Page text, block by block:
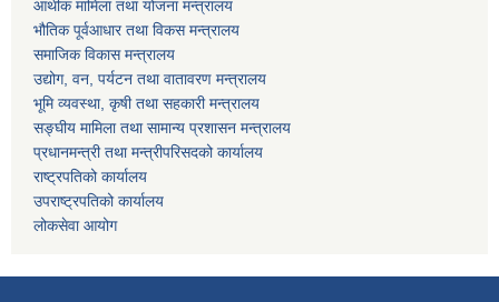
आर्थीक मामिला तथा योजना मन्त्रालय
भौतिक पूर्वआधार तथा विकस मन्त्रालय
समाजिक विकास मन्त्रालय
उद्योग, वन, पर्यटन तथा वातावरण मन्त्रालय
भूमि व्यवस्था, कृषी तथा सहकारी मन्त्रालय
सङ्घीय मामिला तथा सामान्य प्रशासन मन्त्रालय
प्रधानमन्त्री तथा मन्त्रीपरिसदको कार्यालय
राष्ट्रपतिको कार्यालय
उपराष्ट्रपतिको कार्यालय
लोकसेवा आयोग